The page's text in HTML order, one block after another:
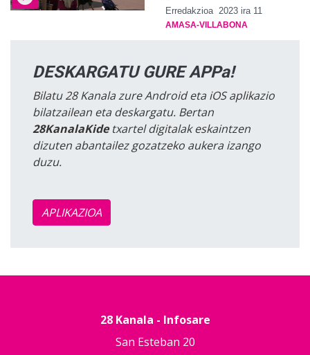
Erredakzioa 2023 ira 11
AMASA-VILLABONA
DESKARGATU GURE APPa!
Bilatu 28 Kanala zure Android eta iOS aplikazio
bilatzailean eta deskargatu. Bertan
28KanalaKidetxartel digitalak eskaintzen
dizuten abantailez gozatzeko aukera izango
duzu.
APLIKAZIOA
28 Kanala - Infosare
San Esteban 20